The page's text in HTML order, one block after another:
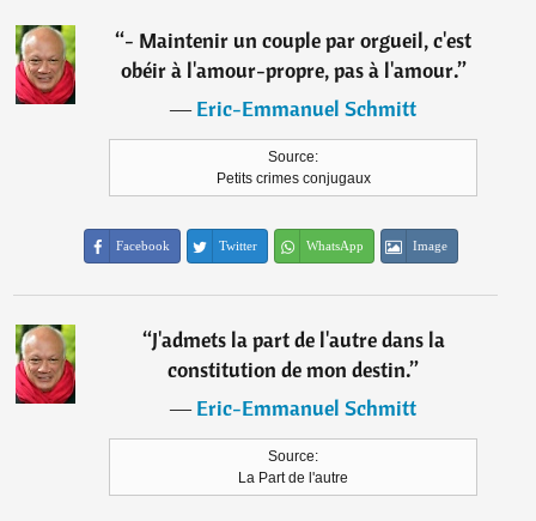
“- Maintenir un couple par orgueil, c'est
obéir à l'amour-propre, pas à l'amour.”
―Eric-Emmanuel Schmitt
Source:
Petits crimes conjugaux
Facebook Twitter WhatsApp Image
“J'admets la part de l'autre dans la
constitution de mon destin.”
―Eric-Emmanuel Schmitt
Source:
La Part de l'autre